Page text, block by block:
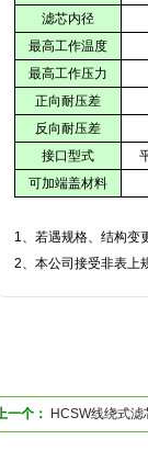
滤芯内径
最高工作温度
最高工作压力
正向耐压差
反向耐压差
接口型式
可加端盖材料
1、若遇规格、结构变
2、本公司接受非表上
一个： HCSW线绕式滤